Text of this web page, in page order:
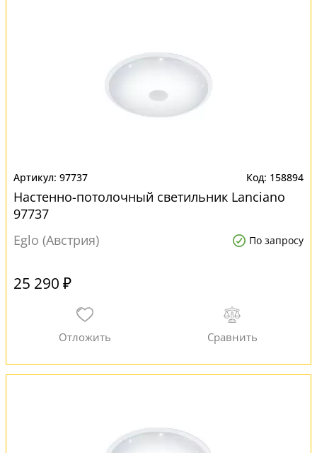
97737 158894
Настенно-потолочный светильник Lanciano
97737
Eglo (Австрия)
По запросу
25 290 ₽